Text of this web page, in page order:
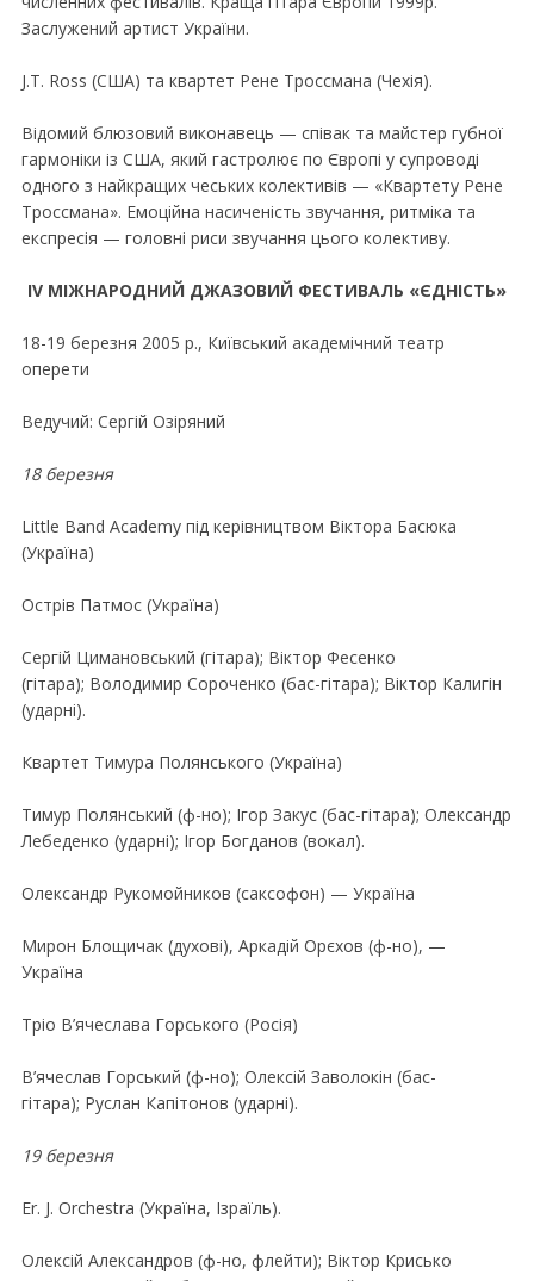
Заслужений артист України.
J.T. Ross (США) та квартет Рене Троссмана (Чехiя).
Вiдомий блюзовий виконавець — спiвак та майстер губної
гармонiки iз США, який гастролює по Європi у супроводi
одного з найкращих чеських колективiв — «Квартету Рене
Троссмана». Емоцiйна насиченiсть звучання, ритмiка та
експресiя — головнi риси звучання цього колективу.
IV МIЖНАРОДНИЙ ДЖАЗОВИЙ ФЕСТИВАЛЬ «ЄДНIСТЬ»
18-19 березня 2005 р., Київський академiчний театр
оперети
Ведучий: Сергiй Озiряний
18 березня
Little Band Academy пiд керiвництвом Вiктора Басюка
(Україна)
Острiв Патмос (Україна)
Сергiй Цимановський (гiтара); Вiктор Фесенко
(гiтара); Володимир Сороченко (бас-гiтара); Вiктор Калигiн
(ударнi).
Квартет Тимура Полянського (Україна)
Тимур Полянський (ф-но); Iгор Закус (бас-гiтара); Олександр
Лебеденко (ударнi); Iгор Богданов (вокал).
Олександр Рукомойников (саксофон) — Україна
Мирон Блощичак (духовi), Аркадiй Орєхов (ф-но), —
Україна
Трiо В’ячеслава Горського (Росiя)
В’ячеслав Горський (ф-но); Олексiй Заволокiн (бас-
гiтара); Руслан Капiтонов (ударнi).
19 березня
Er. J. Orchestra (Україна, Iзраїль).
Олексiй Александров (ф-но, флейти); Вiктор Крисько